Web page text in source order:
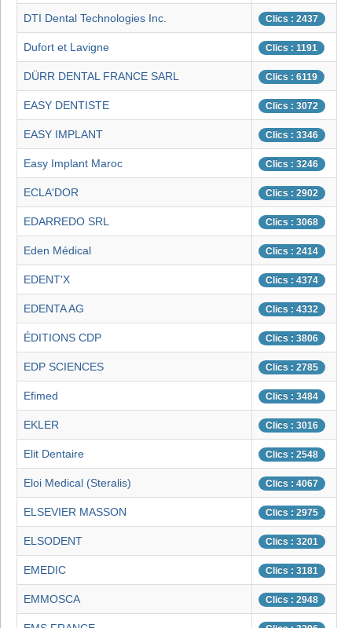
DTI Dental Technologies Inc. Clics : 2437
Dufort et Lavigne Clics : 1191
DÜRR DENTAL FRANCE SARL Clics : 6119
EASY DENTISTE Clics : 3072
EASY IMPLANT Clics : 3346
Easy Implant Maroc Clics : 3246
ECLA'DOR Clics : 2902
EDARREDO SRL Clics : 3068
Eden Médical Clics : 2414
EDENT'X Clics : 4374
EDENTA AG Clics : 4332
ÉDITIONS CDP Clics : 3806
EDP SCIENCES Clics : 2785
Efimed Clics : 3484
EKLER Clics : 3016
Elit Dentaire Clics : 2548
Eloi Medical (Steralis) Clics : 4067
ELSEVIER MASSON Clics : 2975
ELSODENT Clics : 3201
EMEDIC Clics : 3181
EMMOSCA Clics : 2948